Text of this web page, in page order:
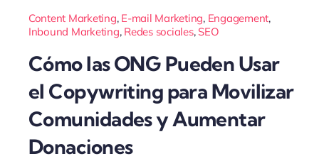
Content Marketing, E-mail Marketing, Engagement,
Inbound Marketing, Redes sociales, SEO
Cómo las ONG Pueden Usar
el Copywriting para Movilizar
Comunidades y Aumentar
Donaciones